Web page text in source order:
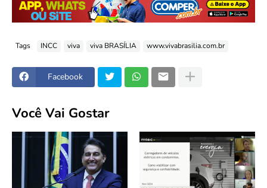
Tags INCC viva viva BRASÍLIA www.vivabrasilia.com.br
Facebook
Você Vai Gostar